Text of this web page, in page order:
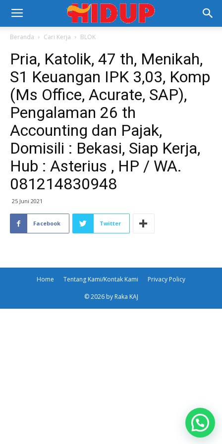
Beranda Cari Kerja BLOK
Pria, Katolik, 47 th, Menikah,
S1 Keuangan IPK 3,03, Komp
(Ms Office, Acurate, SAP),
Pengalaman 26 th
Accounting dan Pajak,
Domisili : Bekasi, Siap Kerja,
Hub : Asterius , HP / WA.
081214830948
25 Juni 2021
Facebook Twitter
Home Tentang Kami/Kontak Kami Privacy Policy
© 2026 by Raka KAJ